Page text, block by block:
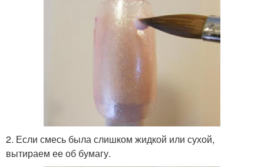
2. Если смесь была слишком жидкой или сухой,
вытираем ее об бумагу.